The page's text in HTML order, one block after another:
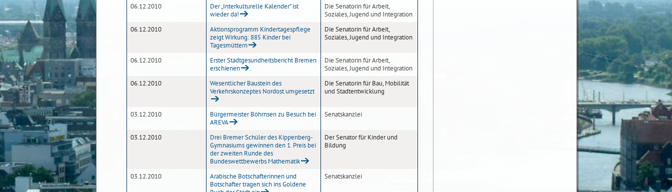
06.12.2010
Der „Interkulturelle Kalender“ ist
wieder da!
Die Senatorin für Arbeit,
Soziales, Jugend und Integration
06.12.2010
Aktionsprogramm Kindertagespflege
zeigt Wirkung: 885 Kinder bei
Tagesmüttern
Die Senatorin für Arbeit,
Soziales, Jugend und Integration
06.12.2010
Erster Stadtgesundheitsbericht Bremen
erschienen
Die Senatorin für Arbeit,
Soziales, Jugend und Integration
06.12.2010
Wesentlicher Baustein des
Verkehrskonzeptes Nordost umgesetzt
Die Senatorin für Bau, Mobilität
und Stadtentwicklung
03.12.2010
Bürgermeister Böhrnsen zu Besuch bei
AREVA
Senatskanzlei
03.12.2010
Drei Bremer Schüler des Kippenberg-
Gymnasiums gewinnen den 1. Preis bei
der zweiten Runde des
Bundeswettbewerbs Mathematik
Der Senator für Kinder und
Bildung
03.12.2010
Arabische Botschafterinnen und
Botschafter tragen sich ins Goldene
Senatskanzlei